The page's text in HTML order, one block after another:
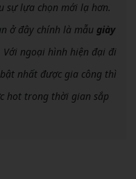
sự lựa chọn mới lạ hơn.
ở đây chính là mẫu giày
Với ngoại hình hiện đại đi
nhất được gia công thì
hot trong thời gian sắp